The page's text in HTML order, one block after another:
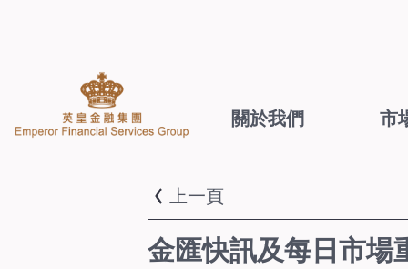
關於我們 市
上一頁
金匯快訊及每日市場